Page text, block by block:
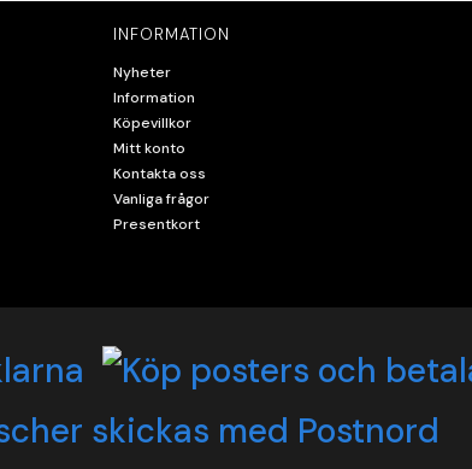
INFORMATION
Nyheter
Information
Köpevillkor
Mitt konto
Kontakta oss
Vanliga frågor
Presentkort